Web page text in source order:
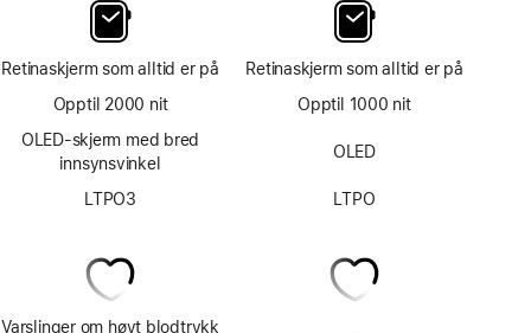
Retinaskjerm som alltid er på
Opptil 2000 nit
OLED-skjerm med bred
innsynsvinkel
LTPO3
Varslinger om høyt blodtrykk
Retinaskjerm som alltid er på
Opptil 1000 nit
OLED
LTPO